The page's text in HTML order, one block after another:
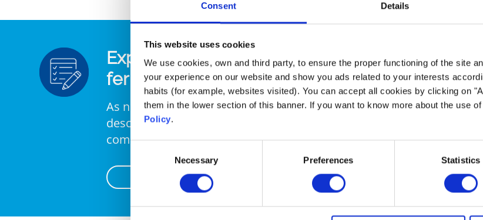
Consent Details
This website uses cookies
We use cookies, own and third party, to ensure the proper functioning of the site
your experience on our website and show you ads related to your interests
habits (for example, websites visited). You can accept all cookies by clicking on
them in the lower section of this banner. If you want to know more about the use
Policy.
Necessary Preferences Statistics
Experimente as nossas
ferramentas de seleção
As nossas ferramentas de seleção ajudam a
descobrir os melhores produtos Zodiac®
com apenas alguns cliques